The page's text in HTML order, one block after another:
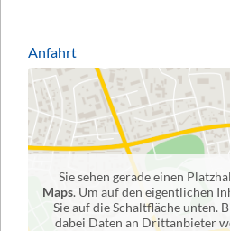
Anfahrt
Sie sehen gerade einen
Maps. Um auf den eigentlichen
Sie auf die Schaltfläche unten.
dabei Daten an Drittanbieter